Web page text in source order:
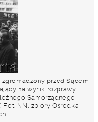
zgromadzony przed Sądem
na wynik rozprawy
Samorządnego
Fot. NN, zbiory Ośrodka